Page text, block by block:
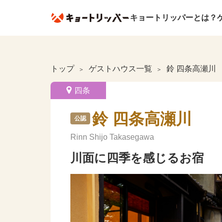
キョートリッパーとは？
トップ ゲストハウス一覧 鈴 四条高瀬川
公認 鈴 四条高瀬川
Rinn Shijo Takasegawa
四条
川面に四季を感じるお宿